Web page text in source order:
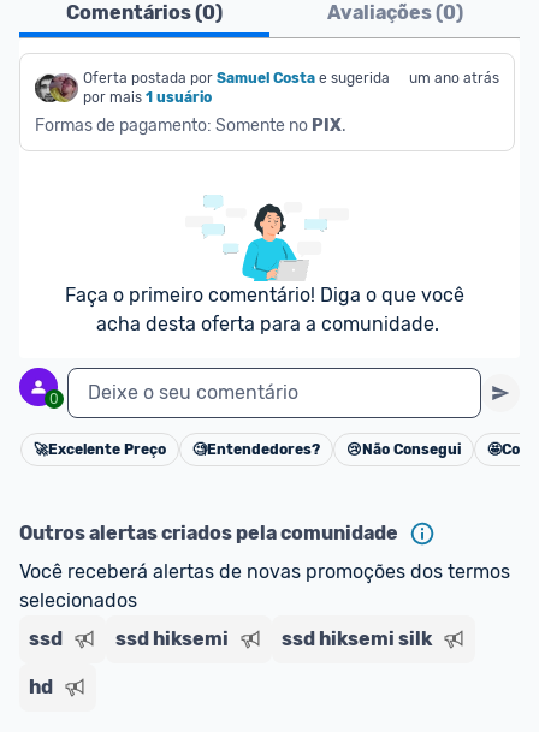
Comentários (0) Avaliações (0)
Oferta postada por Samuel Costa e sugerida
por mais 1 usuário
um ano atrás
Formas de pagamento: Somente no PIX.
Faça o primeiro comentário! Diga o que você
acha desta oferta para a comunidade.
0 Deixe o seu comentário
Cancelar
🚀Excelente Preço 🧐Entendedores? 😢 Não Consegui 🤩
Outros alertas criados pela comunidade
Você receberá alertas de novas promoções dos termos
selecionados
ssd
ssd hiksemi ssd hiksemi silk
hd